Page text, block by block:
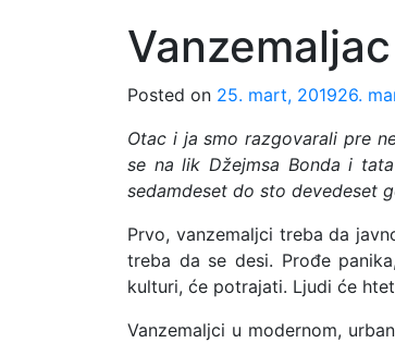
Posted on 25. mart, 201926.
Otac i ja smo razgovarali pre
se na lik Džejmsa Bonda i
sedamdeset do sto devedeset
Prvo, vanzemaljci treba da
treba da se desi. Prođe
kulturi, će potrajati. Ljudi će
Vanzemaljci u modernom,